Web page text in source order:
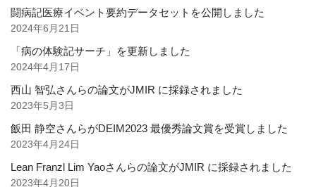
闘病記医療イベント要約データセットを公開しました
2024年6月21日
「病の体験記サーチ」を更新しました
2024年4月17日
西山 智弘さんらの論文がJMIR に採録されました
2023年5月3日
飯田 静空さんらがDEIM2023 最優秀論文賞を受賞しました
2023年4月24日
Lean Franzl Lim Yaoさんらの論文がJMIR に採録されました
2023年4月20日